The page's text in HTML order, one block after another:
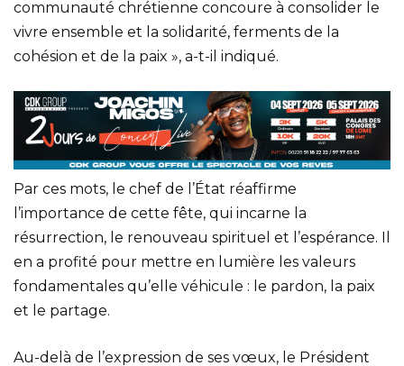
communauté chrétienne concoure à consolider le
vivre ensemble et la solidarité, ferments de la
cohésion et de la paix », a-t-il indiqué.
Par ces mots, le chef de l’État réaffirme
l’importance de cette fête, qui incarne la
résurrection, le renouveau spirituel et l’espérance. Il
en a profité pour mettre en lumière les valeurs
fondamentales qu’elle véhicule : le pardon, la paix
et le partage.
Au-delà de l’expression de ses vœux, le Président